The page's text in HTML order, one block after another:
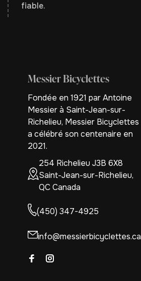
fiable.
Messier Bicyclettes
Fondée en 1921 par Antoine
Messier à Saint-Jean-sur-
Richelieu, Messier Bicyclettes
a célébré son centenaire en
2021.
254 Richelieu J3B 6X8
Saint-Jean-sur-Richelieu,
QC Canada
(450) 347-4925
info@messierbicyclettes.ca